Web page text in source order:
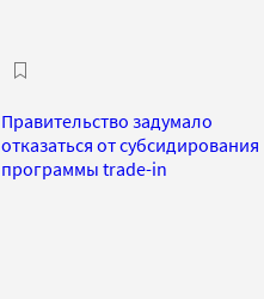
Правительство задумало
отказаться от субсидирования
программы trade-in